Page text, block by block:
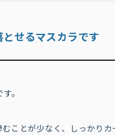
せるマスカラです
。
ことが少なく、しっかりカ